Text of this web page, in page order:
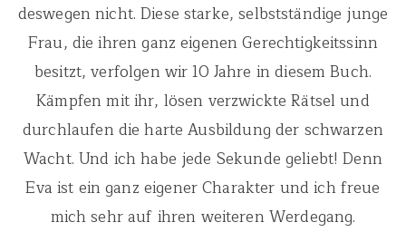
deswegen nicht. Diese starke, selbstständige junge
Frau, die ihren ganz eigenen Gerechtigkeitssinn
besitzt, verfolgen wir 10 Jahre in diesem Buch.
Kämpfen mit ihr, lösen verzwickte Rätsel und
durchlaufen die harte Ausbildung der schwarzen
Wacht. Und ich habe jede Sekunde geliebt! Denn
Eva ist ein ganz eigener Charakter und ich freue
mich sehr auf ihren weiteren Werdegang.